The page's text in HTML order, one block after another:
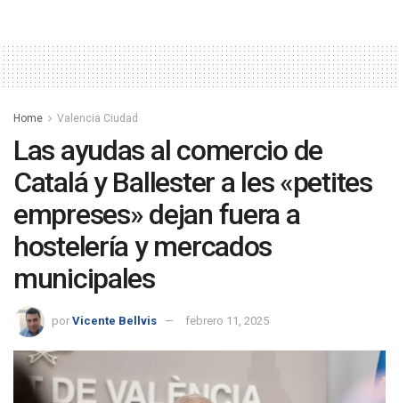
Home Valencia Ciudad
Las ayudas al comercio de
Catalá y Ballester a les «petites
empreses» dejan fuera a
hostelería y mercados
municipales
por Vicente Bellvis febrero 11, 2025